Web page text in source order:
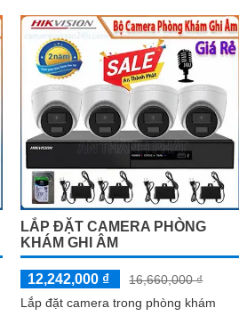
LẮP ĐẶT CAMERA PHÒNG
KHÁM GHI ÂM
12,242,000 ₫
16,660,000 ₫
Lắp đặt camera trong phòng khám